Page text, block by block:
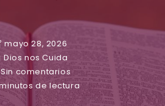
mayo 28, 2026
Dios nos Cuida
Sin comentarios
de lectura